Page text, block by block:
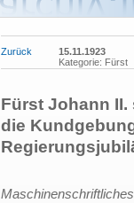
Zurück
15.11.1923
Kategorie: Fürst
Fürst Johann
die